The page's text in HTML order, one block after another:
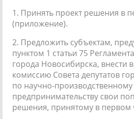
1. Принять проект решения в
(приложение).
2. Предложить субъектам,
пунктом 1 статьи 75
города Новосибирска, внести
комиссию Совета депутатов
по научно-
предпринимательству свои
решения, принятому в первом